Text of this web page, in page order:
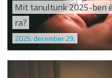
Mit tanultunk 2025-ben
ra?
2025. december 29.